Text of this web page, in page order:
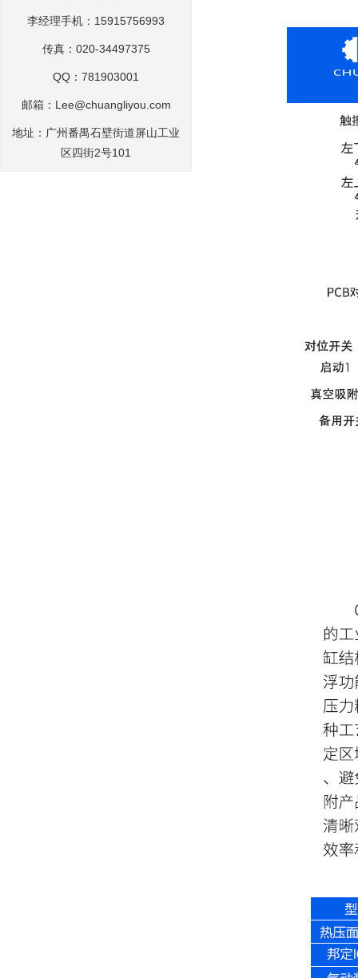
李经理手机：15915756993
传真：020-34497375
QQ：781903001
邮箱：Lee@chuangliyou.com
地址：广州番禺石壁街道屏山工业
区四街2号101